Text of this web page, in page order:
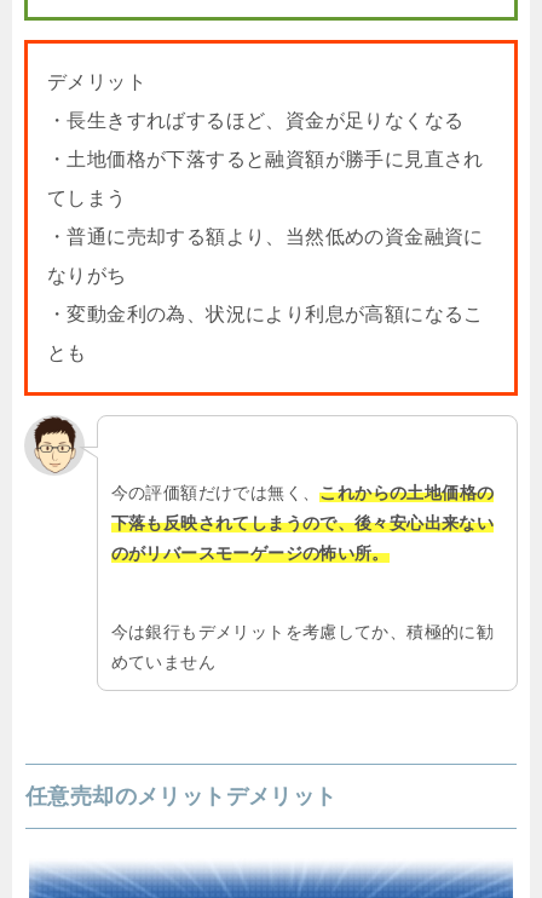
デメリット
・長生きすればするほど、資金が足りなくなる
・土地価格が下落すると融資額が勝手に見直され
てしまう
・普通に売却する額より、当然低めの資金融資に
なりがち
・変動金利の為、状況により利息が高額になるこ
とも
今の評価額だけでは無く、これからの土地価格の
下落も反映されてしまうので、後々安心出来ない
のがリバースモーゲージの怖い所。
今は銀行もデメリットを考慮してか、積極的に勧
めていません
任意売却のメリットデメリット